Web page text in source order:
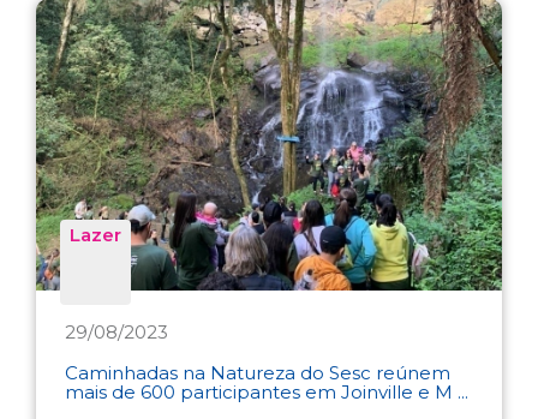
Lazer
29/08/2023
Caminhadas na Natureza do Sesc reúnem
mais de 600 participantes em Joinville e M ...